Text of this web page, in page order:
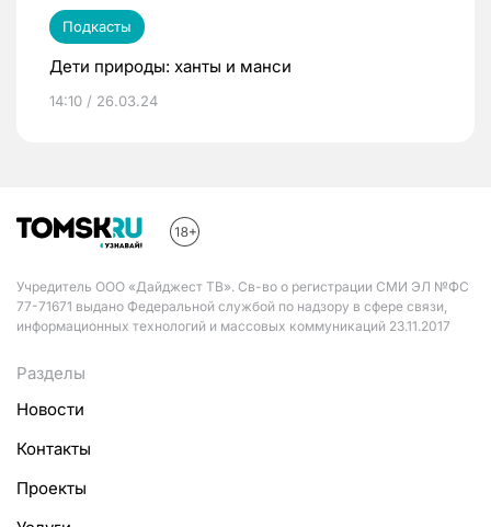
Подкасты
Дети природы: ханты и манси
14:10 / 26.03.24
Учредитель ООО «Дайджест ТВ». Св-во о регистрации СМИ ЭЛ №ФС
77-71671 выдано Федеральной службой по надзору в сфере связи,
информационных технологий и массовых коммуникаций 23.11.2017
Разделы
Новости
Контакты
Проекты